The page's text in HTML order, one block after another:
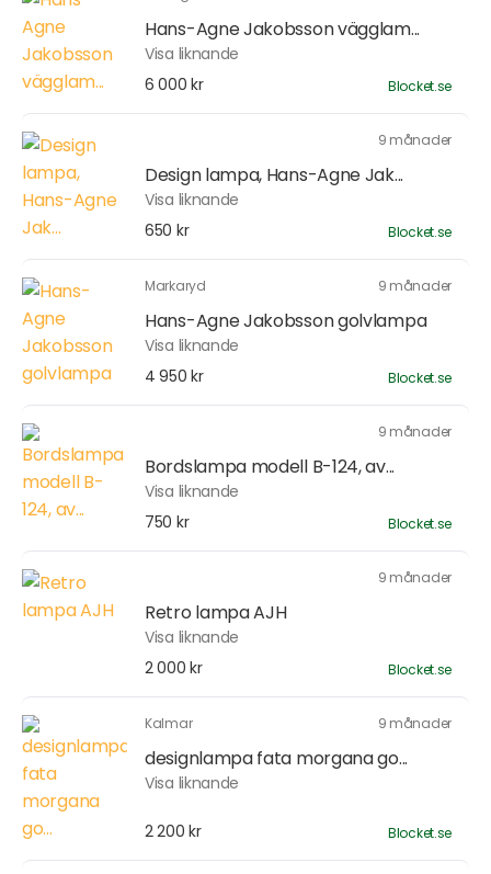
Hans-Agne Jakobsson vägglam...
Visa liknande
6 000 kr
Blocket.se
9 månader
Design lampa, Hans-Agne Jak...
Visa liknande
650 kr
Blocket.se
Markaryd 9 månader
Hans-Agne Jakobsson golvlampa
Visa liknande
4 950 kr
Blocket.se
9 månader
Bordslampa modell B-124, av...
Visa liknande
750 kr
Blocket.se
9 månader
Retro lampa AJH
Visa liknande
2 000 kr
Blocket.se
Kalmar 9 månader
designlampa fata morgana go...
Visa liknande
2 200 kr Blocket.se